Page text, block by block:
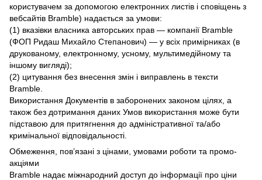
користувачем за допомогою електронних листів і сповіщень з
вебсайтів Bramble) надається за умови:
(1) вказівки власника авторських прав — компанії Bramble
(ФОП Ридаш Михайло Степанович) — у всіх примірниках (в
друкованому, електронному, усному, мультимедійному та
іншому вигляді);
(2) цитування без внесення змін і виправлень в тексти
Bramble.
Використання Документів в заборонених законом цілях, а
також без дотримання даних Умов використання може бути
підставою для притягнення до адміністративної та/або
кримінальної відповідальності.
Обмеження, пов’язані з цінами, умовами роботи та промо-
акціями
Bramble надає міжнародний доступ до інформації про ціни